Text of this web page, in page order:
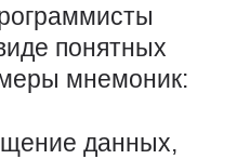
понятных
мнемоник:
данных,